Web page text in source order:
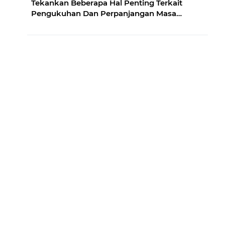
Tekankan Beberapa Hal Penting Terkait
Pengukuhan Dan Perpanjangan Masa